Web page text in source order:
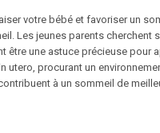
votre bébé et favoriser un
Les jeunes parents
être une astuce précieuse pour
procurant un
à un sommeil de